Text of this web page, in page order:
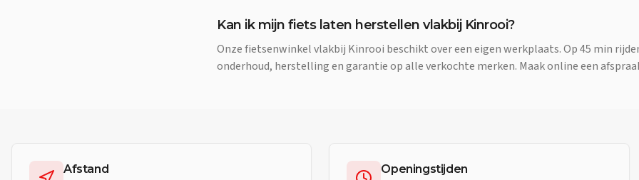
Kan ik mijn fiets laten herstellen vlakbij Kinrooi?
Onze fietsenwinkel vlakbij Kinrooi beschikt over een eigen werkplaats. Op 45 min
onderhoud, herstelling en garantie op alle verkochte merken. Maak online een
Afstand Openingstijden